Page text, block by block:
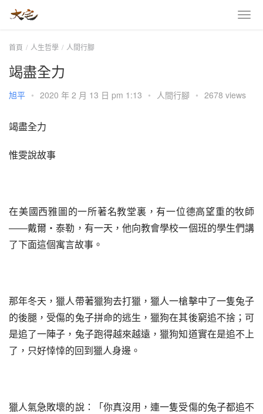
首頁 人生哲學 人間行腳
竭盡全力
旭平 • 2020 年 2 月 13 日 pm 1:13 • 人間行腳 • 2678 views
竭盡全力
惟雯說故事
在美國西雅圖的一所著名教堂裏，有一位德高望重的牧師
――戴爾‧泰勒，有一天，他向教會學校一個班的學生們講
了下面這個寓言故事。
那年冬天，獵人帶著獵狗去打獵，獵人一槍擊中了一隻兔子
的後腿，受傷的兔子拼命的逃生，獵狗在其後窮追不捨；可
是追了一陣子，兔子跑得越來越遠，獵狗知道實在是追不上
了，只好悻悻的回到獵人身邊。
獵人氣急敗壞的說：「你真沒用，連一隻受傷的兔子都追不